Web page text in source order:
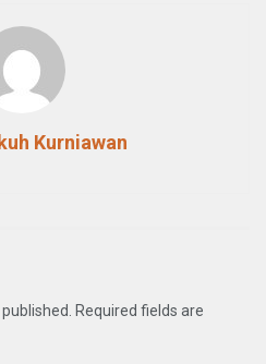
Kurniawan
Required fields are